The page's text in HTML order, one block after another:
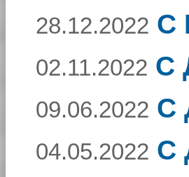
28.12.2022 С
02.11.2022 С
09.06.2022 С
04.05.2022 С